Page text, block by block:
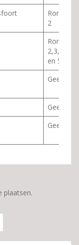
Ronde
2
Ronde
2,3,4
en 5
Geen
Geen
Geen
plaatsen.